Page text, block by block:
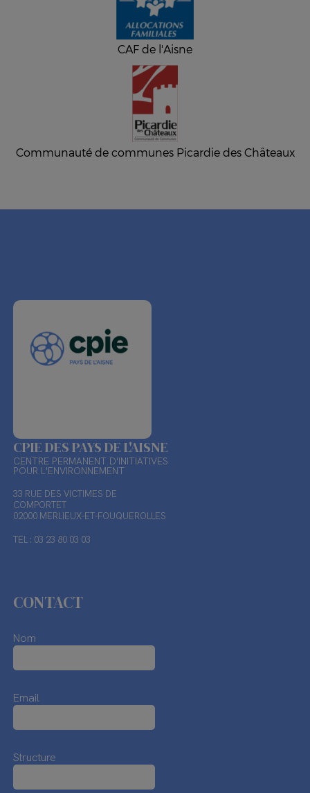
CAF de l'Aisne
Communauté de communes Picardie des Châteaux
CPIE DES PAYS DE L'AISNE
CENTRE PERMANENT D'INITIATIVES
POUR L'ENVIRONNEMENT
33 RUE DES VICTIMES DE
COMPORTET
02000 MERLIEUX-ET-FOUQUEROLLES
TEL : 03 23 80 03 03
CONTACT
Nom
Email
Structure